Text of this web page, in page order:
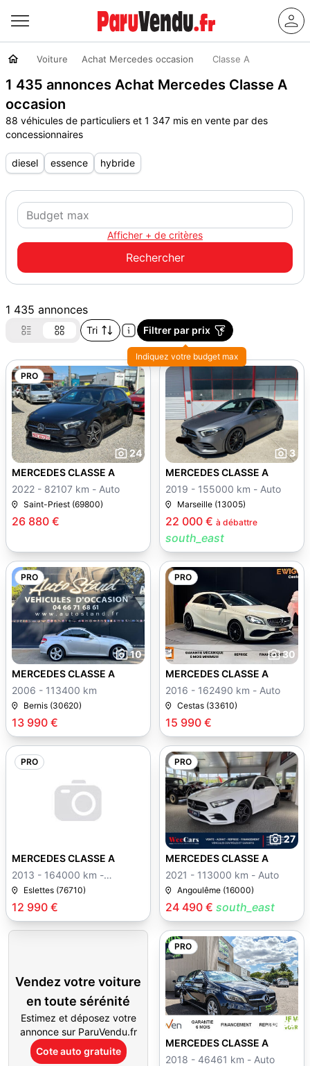
Voiture Achat Mercedes occasion Classe A
1 435 annonces Achat Mercedes Classe A
occasion
88 véhicules de particuliers et 1 347 mis en vente par des
concessionnaires
diesel essence hybride
Afficher + de critères
1 435 annonces
Tri Filtrer par prix
Indiquez votre budget max
PRO
24
26 880 €
MERCEDES CLASSE A
2022 - 82107 km - Auto
Saint-Priest (69800)
3
22 000 € à débattre
south_east
MERCEDES CLASSE A
2019 - 155000 km - Auto
Marseille (13005)
PRO
10
13 990 €
MERCEDES CLASSE A
2006 - 113400 km
Bernis (30620)
PRO
30
15 990 €
MERCEDES CLASSE A
2016 - 162490 km - Auto
Cestas (33610)
PRO
12 990 €
MERCEDES CLASSE A
2013 - 164000 km -
Manuelle
Eslettes (76710)
PRO
27
24 490 € south_east
MERCEDES CLASSE A
2021 - 113000 km - Auto
Angoulême (16000)
Vendez votre voiture
en toute sérénité
Estimez et déposez votre
annonce sur ParuVendu.fr
Cote auto gratuite
PRO
30
MERCEDES CLASSE A
2018 - 46461 km - Auto